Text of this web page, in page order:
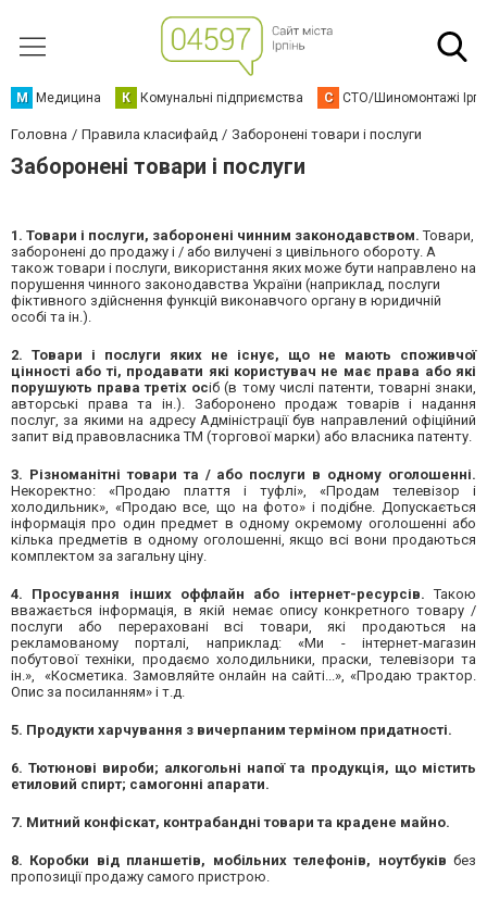
М Медицина К Комунальні підприємства С СТО/Шиномонтажі
Головна Правила класифайд Заборонені товари і послуги
Заборонені товари і послуги
1. Товари і послуги, заборонені чинним законодавством. Товари,
заборонені до продажу і / або вилучені з цивільного обороту. А
також товари і послуги, використання яких може бути направлено на
порушення чинного законодавства України (наприклад, послуги
фіктивного здійснення функцій виконавчого органу в юридичній
особі та ін.).
2. Товари і послуги яких не існує, що не мають споживчої
цінності або ті, продавати які користувач не має права або які
порушують права третіх осіб (в тому числі патенти, товарні знаки,
авторські права та ін.). Заборонено продаж товарів і надання
послуг, за якими на адресу Адміністрації був направлений офіційний
запит від правовласника ТМ (торгової марки) або власника патенту.
3. Різноманітні товари та / або послуги в одному оголошенні.
Некоректно: «Продаю плаття і туфлі», «Продам телевізор і
холодильник», «Продаю все, що на фото» і подібне. Допускається
інформація про один предмет в одному окремому оголошенні або
кілька предметів в одному оголошенні, якщо всі вони продаються
комплектом за загальну ціну.
4. Просування інших оффлайн або інтернет-ресурсів. Такою
вважається інформація, в якій немає опису конкретного товару /
послуги або перераховані всі товари, які продаються на
рекламованому порталі, наприклад: «Ми - інтернет-магазин
побутової техніки, продаємо холодильники, праски, телевізори та
ін.», «Косметика. Замовляйте онлайн на сайті...», «Продаю трактор.
Опис за посиланням» і т.д.
5. Продукти харчування з вичерпаним терміном придатності.
6. Тютюнові вироби; алкогольні напої та продукція, що містить
етиловий спирт; самогонні апарати.
7. Митний конфіскат, контрабандні товари та крадене майно.
8. Коробки від планшетів, мобільних телефонів, ноутбуків без
пропозиції продажу самого пристрою.